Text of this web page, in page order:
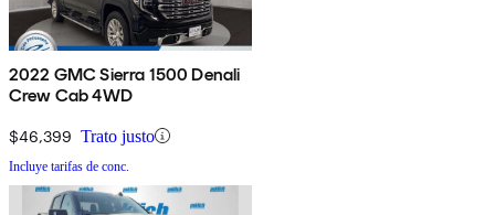
2022 GMC Sierra 1500 Denali
Crew Cab 4WD
$46,399 Trato justo
Incluye tarifas de conc.